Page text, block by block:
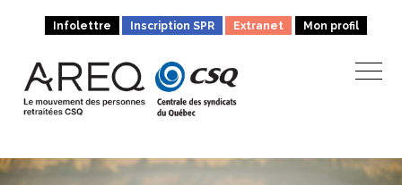
Infolettre Inscription SPR Extranet Mon profil